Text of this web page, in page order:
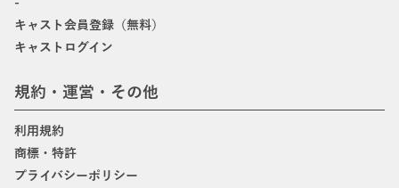
-
キャスト会員登録（無料）
キャストログイン
規約・運営・その他
利用規約
商標・特許
プライバシーポリシー